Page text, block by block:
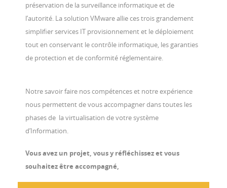
préservation de la surveillance informatiqueet de
l’autorité. La solution VMwareallie ces trois grandement
simplifierservices IT provisionnement et le déploiement
tout en conservant le contrôle informatique, les garanties
de protection et de conformité réglementaire.
Notre savoir faire nos compétences et notre expérience
nous permettent de vous accompagner dans toutes les
phases de la virtualisation de votre système
d’Information.
Vous avez un projet, vous y réfléchissez et vous
souhaitez être accompagné,